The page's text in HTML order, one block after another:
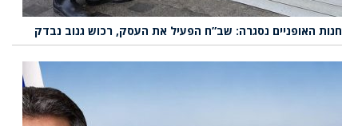
חנות האופניים נסגרה: שב”ח הפעיל את העסק, רכוש גנוב נבדק